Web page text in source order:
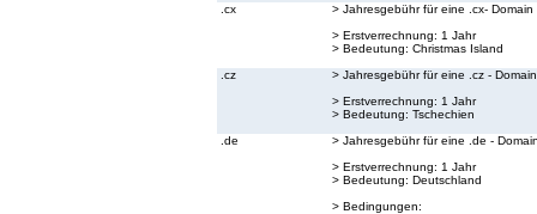
.cx
> Jahresgebühr für eine .cx- Domain
> Erstverrechnung: 1 Jahr
> Bedeutung: Christmas Island
.cz
> Jahresgebühr für eine .cz - Domain
> Erstverrechnung: 1 Jahr
> Bedeutung: Tschechien
.de
> Jahresgebühr für eine .de -
> Erstverrechnung: 1 Jahr
> Bedeutung: Deutschland
> Bedingungen: